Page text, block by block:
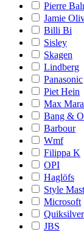
Pierre
Jamie
Billi Bi
Sisley
Skagen
Lindberg
Panasonic
Piet Hein
Max Mara
Bang &
Barbour
Wmf
Filippa K
OPI
Haglöfs
Style
Microsoft
Quiksilver
JBS